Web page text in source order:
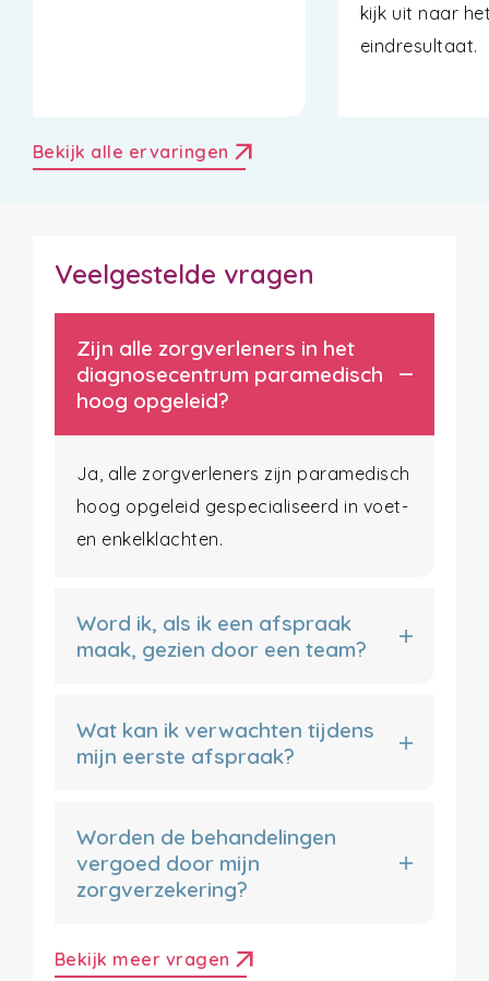
kijk uit naar
eindresultaat.
Bekijk alle ervaringen arrow_outward
Veelgestelde vragen
Zijn alle zorgverleners in het
diagnosecentrum paramedisch
hoog opgeleid?
Ja, alle zorgverleners zijn paramedisch
hoog opgeleid gespecialiseerd in voet-
en enkelklachten.
Word ik, als ik een afspraak
maak, gezien door een team?
Wat kan ik verwachten tijdens
mijn eerste afspraak?
Worden de behandelingen
vergoed door mijn
zorgverzekering?
Bekijk meer vragen arrow_outward